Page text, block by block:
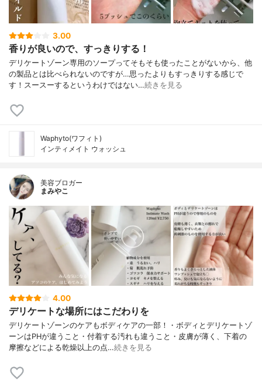
3.00
香りが良いので、すっきりする！
デリケートゾーン専用のソープってそもそも使ったことがないから、他
の製品とは比べられないのですが…思ったよりもすっきりする感じで
す！スースーするというわけではない…続きを見る
Waphyto(ワフィト)
インティメイト ウォッシュ
美容ブロガー
まみやこ
4.00
デリケートな場所にはこだわりを
デリケートゾーンのケアもボディケアの一部！⁡⁡・ボディとデリケートゾ
ーンはPHが違うこと・付着する汚れも違うこと・皮膚が薄く、下着の
摩擦などによる乾燥⁡以上の点…続きを見る